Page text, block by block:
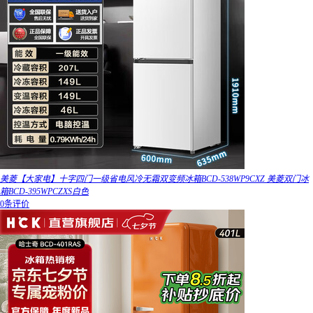
美菱【大家电】十字四门一级省电风冷无霜双变频冰箱BCD-538WP9CXZ 美菱双门冰
箱BCD-395WPCZXS白色
0条评价